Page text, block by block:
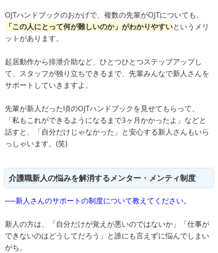
OJTハンドブックのおかげで、複数の先輩がOJTについても、
「この人にとって何が難しいのか」がわかりやすいというメリ
ットがあります。
起居動作から排泄介助など、ひとつひとつステップアップし
て、スタッフが独り立ちできるまで、先輩みんなで新人さんを
サポートしていきますよ。
先輩が新人だった頃のOJTハンドブックを見せてもらって、
「私もこれができるようになるまで3ヶ月かかったよ」などと
話すと、「自分だけじゃなかった」と安心する新人さんもいら
っしゃいます。(笑)
介護職新人の悩みを解消するメンター・メンティ制度
──新人さんのサポートの制度について教えてください。
新人の方は、「自分だけが覚えが悪いのではないか」「仕事が
できないのはどうしてだろう」と誰にも言えずに悩んでしまい
がち。